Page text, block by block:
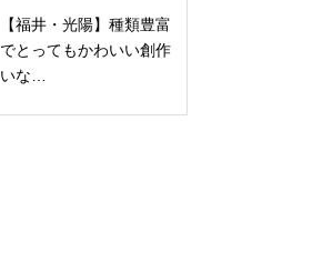
【福井・光陽】種類豊富
でとってもかわいい創作
いな…